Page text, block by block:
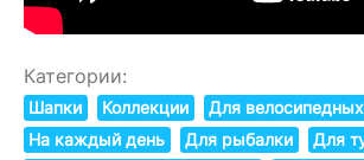
Категории:
Шапки Коллекции
Для
На каждый день
Для рыбалки
Для